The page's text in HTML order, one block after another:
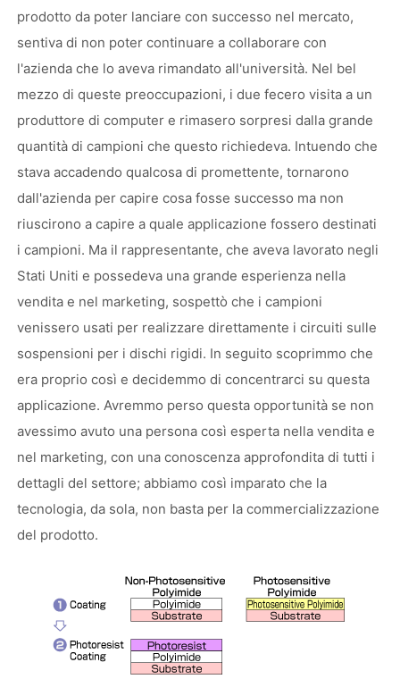
prodotto da poter lanciare con successo nel mercato,
sentiva di non poter continuare a collaborare con
l'azienda che lo aveva rimandato all'università. Nel bel
mezzo di queste preoccupazioni, i due fecero visita a un
produttore di computer e rimasero sorpresi dalla grande
quantità di campioni che questo richiedeva. Intuendo che
stava accadendo qualcosa di promettente, tornarono
dall'azienda per capire cosa fosse successo ma non
riuscirono a capire a quale applicazione fossero destinati
i campioni. Ma il rappresentante, che aveva lavorato negli
Stati Uniti e possedeva una grande esperienza nella
vendita e nel marketing, sospettò che i campioni
venissero usati per realizzare direttamente i circuiti sulle
sospensioni per i dischi rigidi. In seguito scoprimmo che
era proprio così e decidemmo di concentrarci su questa
applicazione. Avremmo perso questa opportunità se non
avessimo avuto una persona così esperta nella vendita e
nel marketing, con una conoscenza approfondita di tutti i
dettagli del settore; abbiamo così imparato che la
tecnologia, da sola, non basta per la commercializzazione
del prodotto.